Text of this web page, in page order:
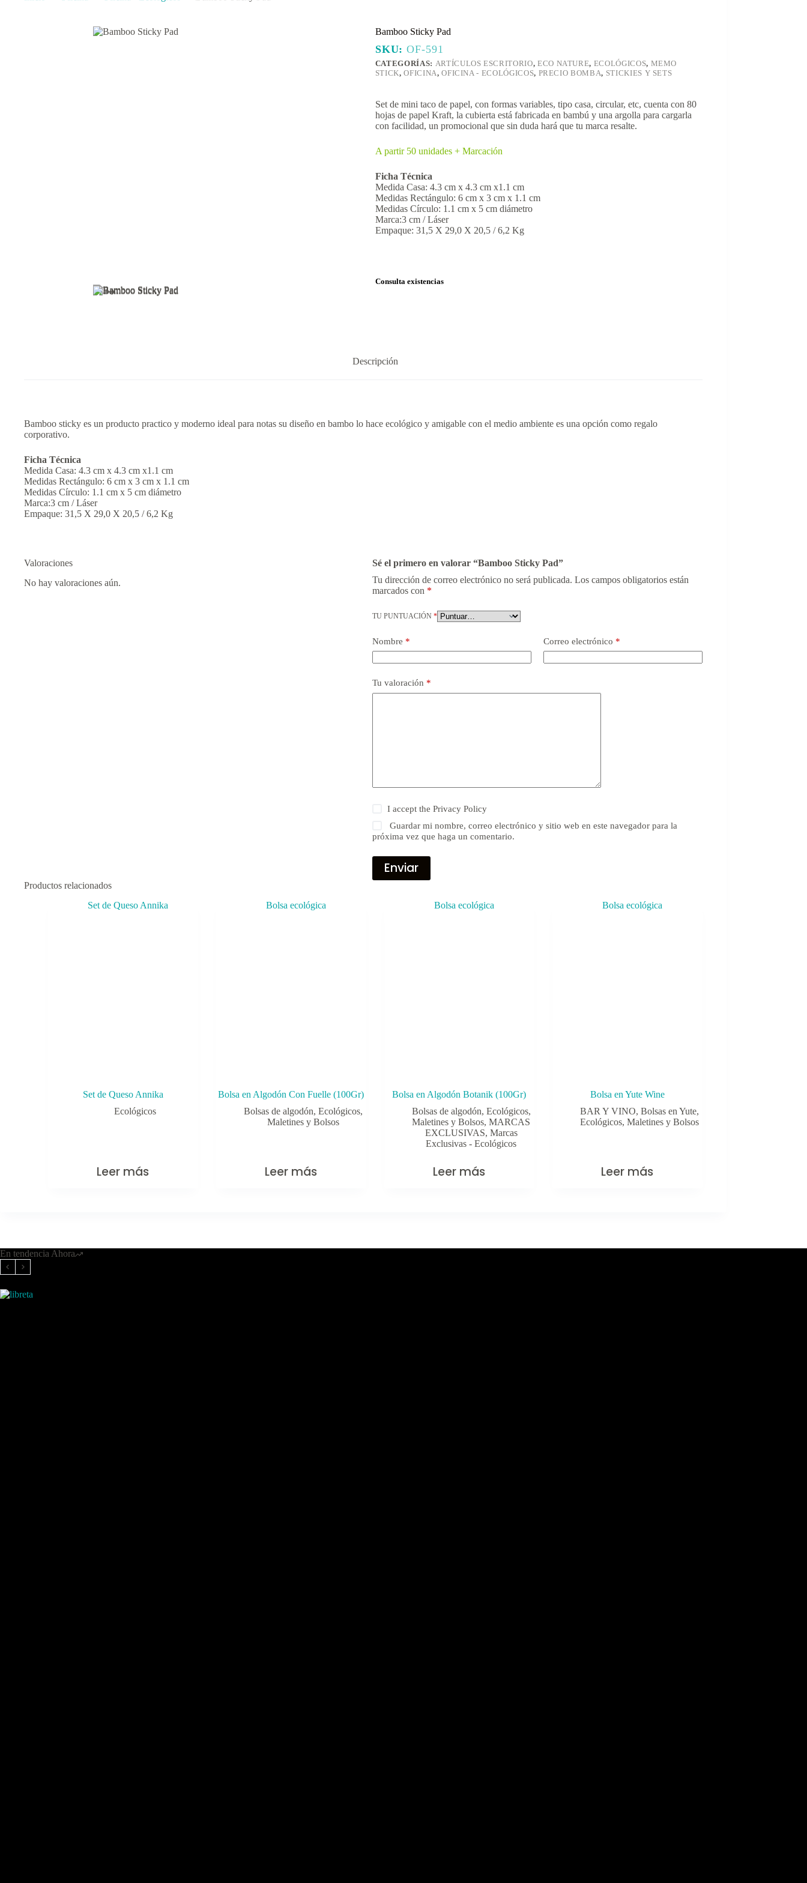
Bamboo Sticky Pad
SKU:OF-591
CATEGORÍAS: ARTÍCULOS ESCRITORIO, ECO NATURE, ECOLÓGICOS, MEMO
STICK,OFICINA,OFICINA - ECOLÓGICOS, PRECIO BOMBA, STICKIES Y SETS
Set de mini taco de papel, con formas variables, tipo casa, circular, etc, cuenta con 80
hojas de papel Kraft, la cubierta está fabricada en bambú y una argolla para cargarla
con facilidad, un promocional que sin duda hará que tu marca resalte.
A partir 50 unidades + Marcación
Ficha Técnica
Medida Casa: 4.3 cm x 4.3 cm x1.1 cm
Medidas Rectángulo: 6 cm x 3 cm x 1.1 cm
Medidas Círculo: 1.1 cm x 5 cm diámetro
Marca:3 cm / Láser
Empaque: 31,5 X 29,0 X 20,5 / 6,2 Kg
Consulta existencias
Descripción
Bamboo sticky es un producto practico y moderno ideal para notas su diseño en bambo lo hace ecológico y amigable con el medio ambiente es una opción como regalo
corporativo.
Ficha Técnica
Medida Casa: 4.3 cm x 4.3 cm x1.1 cm
Medidas Rectángulo: 6 cm x 3 cm x 1.1 cm
Medidas Círculo: 1.1 cm x 5 cm diámetro
Marca:3 cm / Láser
Empaque: 31,5 X 29,0 X 20,5 / 6,2 Kg
Valoraciones
No hay valoraciones aún.
Sé el primero en valorar “Bamboo Sticky Pad”
Tu dirección de correo electrónico no será publicada. Los campos obligatorios están
marcados con *
TU PUNTUACIÓN *
Nombre * Correo electrónico *
Tu valoración *
I accept the Privacy Policy
Guardar mi nombre, correo electrónico y sitio web en este navegador para la
próxima vez que haga un comentario.
Enviar
Productos relacionados
Set de Queso Annika
Ecológicos
Leer más
Bolsa en Algodón Con Fuelle (100Gr)
Bolsas de algodón, Ecológicos,
Maletines y Bolsos
Leer más
Bolsa en Algodón Botanik (100Gr)
Bolsas de algodón, Ecológicos,
Maletines y Bolsos,MARCAS
EXCLUSIVAS, Marcas
Exclusivas - Ecológicos
Leer más
Bolsa en Yute Wine
BAR Y VINO, Bolsas en Yute,
Ecológicos, Maletines y Bolsos
Leer más
En tendencia Ahora